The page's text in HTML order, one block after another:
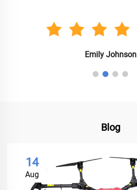
Emily Johnson
Blog
14
Aug